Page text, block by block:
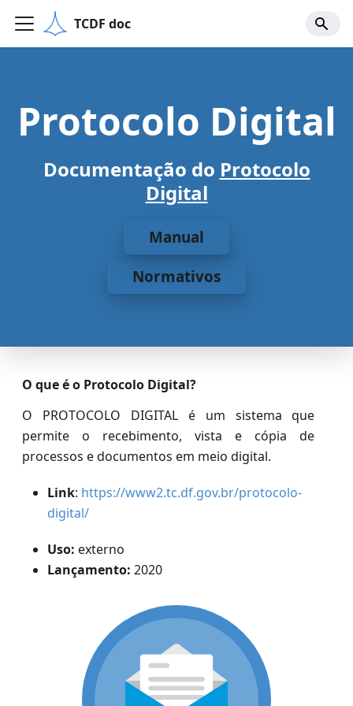
TCDF doc
Protocolo Digital
Documentação do Protocolo
Digital
Manual
Normativos
O que é o Protocolo Digital?
O PROTOCOLO DIGITAL é um sistema que
permite o recebimento, vista e cópia de
processos e documentos em meio digital.
Link: https://www2.tc.df.gov.br/protocolo-
digital/
Uso: externo
Lançamento: 2020